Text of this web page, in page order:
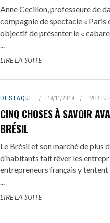
Anne Cecillon, professeure de
compagnie de spectacle « Paris
objectif de présenter le «
...
LIRE LA SUITE
DESTAQUE 19/11/2019 PAR
CINQ CHOSES À SAVOIR
BRÉSIL
Le Brésil et son marché de plus
d’habitants fait rêver les
entrepreneurs français y tentent
...
LIRE LA SUITE